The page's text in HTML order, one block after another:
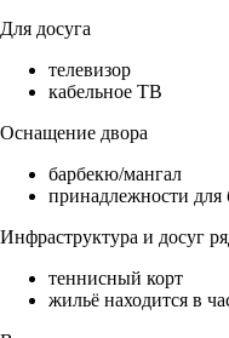
Для досуга
телевизор
кабельное ТВ
Оснащение двора
барбекю/мангал
принадлежности для
Инфраструктура и досуг
теннисный корт
жильё находится в